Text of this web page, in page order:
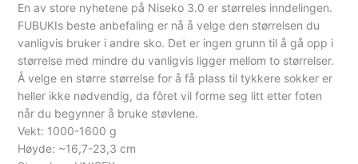
En av store nyhetene på Niseko 3.0 er størreles inndelingen.
FUBUKIs beste anbefaling er nå å velge den størrelsen du
vanligvis bruker i andre sko. Det er ingen grunn til å gå opp i
størrelse med mindre du vanligvis ligger mellom to størrelser.
Å velge en større størrelse for å få plass til tykkere sokker er
heller ikke nødvendig, da fôret vil forme seg litt etter foten
når du begynner å bruke støvlene.
Vekt: 1000-1600 g
Høyde: ~16,7-23,3 cm